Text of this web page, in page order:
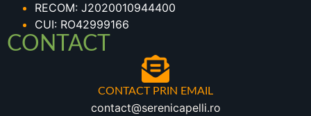
RECOM: J2020010944400
CUI: RO42999166
CONTACT
CONTACT PRIN EMAIL
contact@serenicapelli.ro